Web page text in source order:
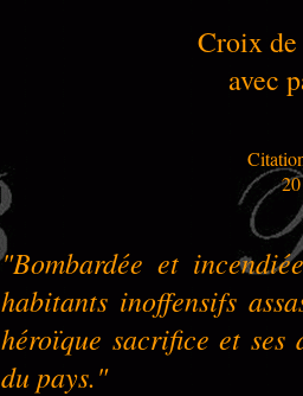
Croix
avec
"Bombardée et
habitants inoffensifs
héroïque sacrifice et
du pays."